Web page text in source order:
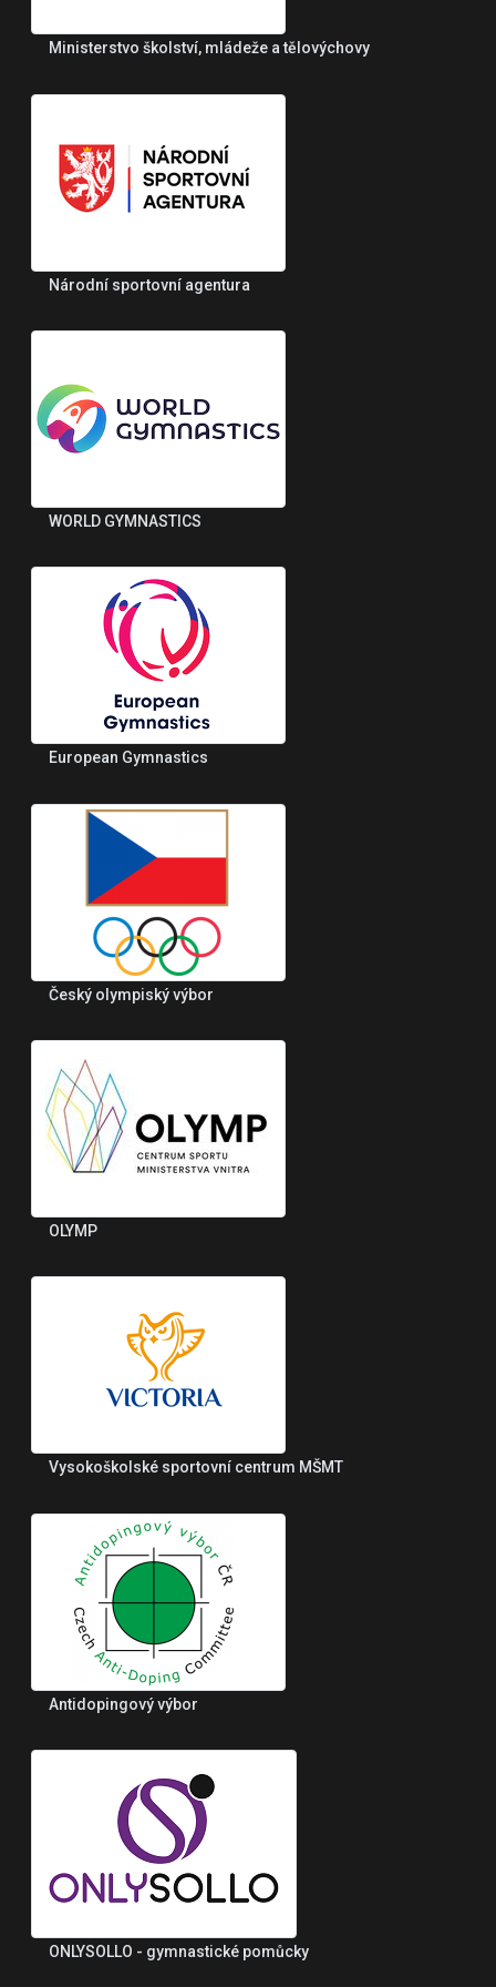
Ministerstvo školství, mládeže a tělovýchovy
Národní sportovní agentura
WORLD GYMNASTICS
European Gymnastics
Český olympiský výbor
OLYMP
Vysokoškolské sportovní centrum MŠMT
Antidopingový výbor
ONLYSOLLO - gymnastické pomůcky